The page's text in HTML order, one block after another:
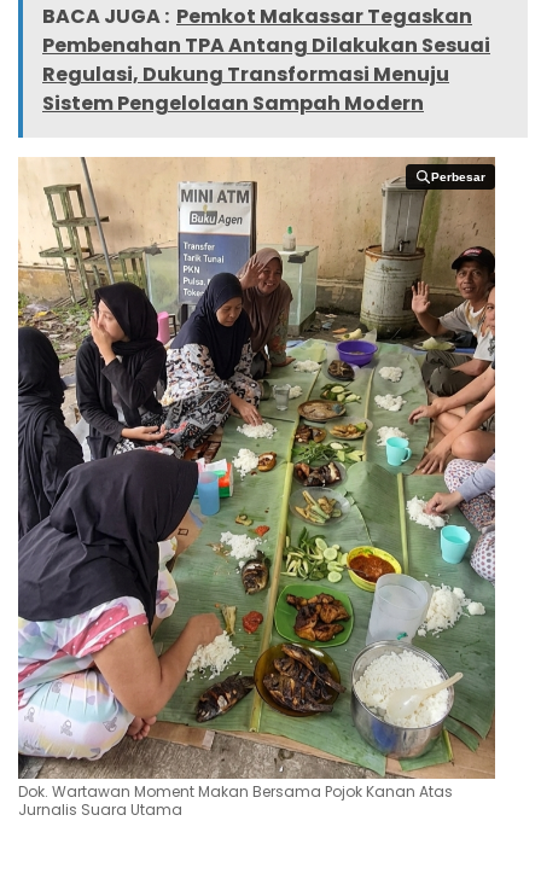
BACA JUGA : Pemkot Makassar Tegaskan
Pembenahan TPA Antang Dilakukan Sesuai
Regulasi, Dukung Transformasi Menuju
Sistem Pengelolaan Sampah Modern
Perbesar
Perbesar
Dok. Wartawan Moment Makan Bersama Pojok Kanan Atas
Jurnalis Suara Utama